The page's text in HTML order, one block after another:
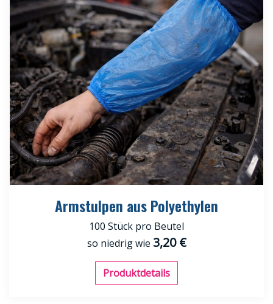
Armstulpen aus Polyethylen
100 Stück pro Beutel
so niedrig wie 3,20 €
Produktdetails